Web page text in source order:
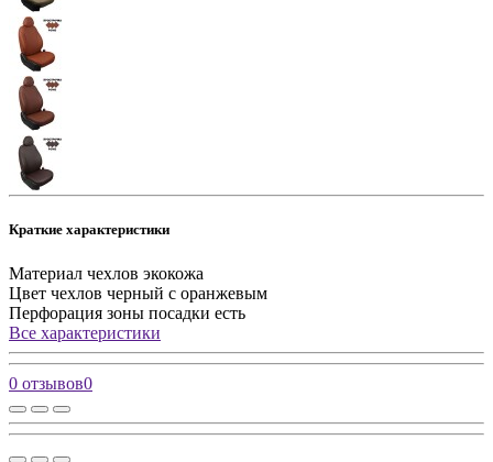
Краткие характеристики
Материал чехлов экокожа
Цвет чехлов черный с оранжевым
Перфорация зоны посадки есть
Все характеристики
0 отзывов0